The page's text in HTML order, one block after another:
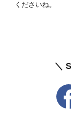
くださいね。
＼